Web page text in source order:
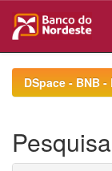
navigationDSpace - BNB